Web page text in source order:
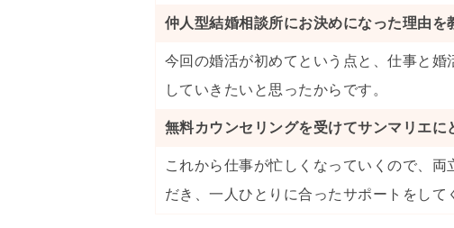
仲人型結婚相談所にお決めになった理由を
今回の婚活が初めてという点と、仕事と
していきたいと思ったからです。
無料カウンセリングを受けてサンマリエに
これから仕事が忙しくなっていくので、
だき、一人ひとりに合ったサポートをして